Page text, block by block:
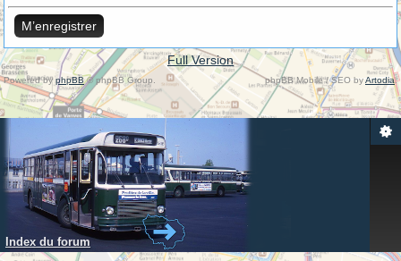
M’enregistrer
Full Version
Powered byphpBB© phpBB Group. phpBB Mobile / SEO byArtodia.
Index du forum